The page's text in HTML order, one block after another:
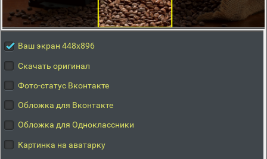
Ваш экран 448x896
Скачать оригинал
Фото-статус Вконтакте
Обложка для Вконтакте
Обложка для Одноклассники
Картинка на аватарку